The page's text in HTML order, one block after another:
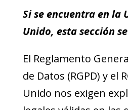
Si se encuentra en la
Unido, esta sección
El Reglamento
de Datos (RGPD) y el
Unido nos exigen